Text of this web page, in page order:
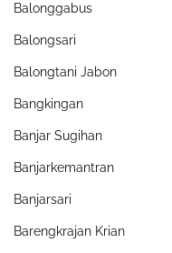
Balonggabus
Balongsari
Balongtani Jabon
Bangkingan
Banjar Sugihan
Banjarkemantran
Banjarsari
Barengkrajan Krian